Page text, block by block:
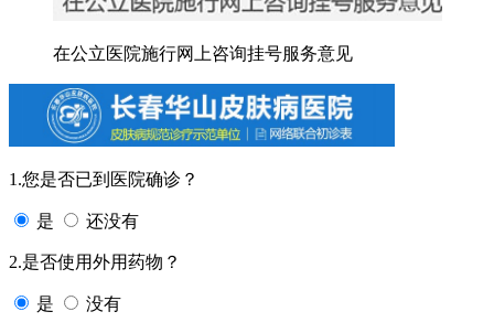
在公立医院施行网上咨询挂号服务意见
1.您是否已到医院确诊？
是 还没有
2.是否使用外用药物？
是 没有